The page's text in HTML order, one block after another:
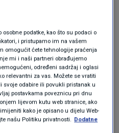
snažno
koji otvoreno
značajan
podatke, kao što su podaci o
i pristupamo im na vašem
omogućit ćete tehnologije praćenja
mi i naši partneri obrađujemo
određeni sadržaj i oglasi
relevantni za vas. Možete se vratiti
odabire ili povukli pristanak u
postavkama poveznicu pri dnu
lijevom kutu web stranice, ako
kako je opisano u dijelu Web-
našu Politiku privatnosti. Dodatne